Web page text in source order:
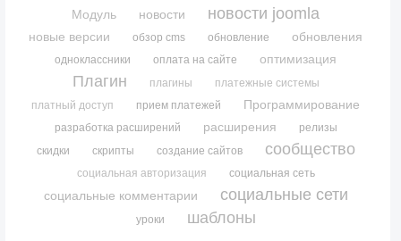
Модуль новости новости joomla
новые версии обзор cms обновление обновления
одноклассники оплата на сайте оптимизация
Плагин плагины
платежные системы
платный доступ
прием платежей Программирование
разработка расширений расширения
релизы
скидки
скрипты создание сайтов сообщество
социальная авторизация социальная сеть
социальные комментарии социальные сети
уроки шаблоны